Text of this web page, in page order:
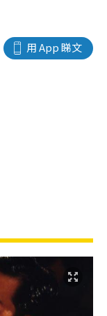
用 App 睇文